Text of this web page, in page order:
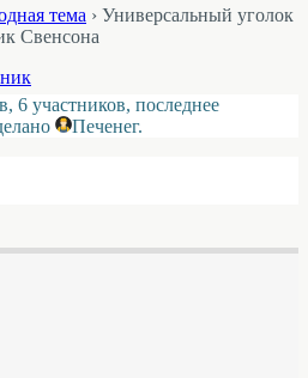
тема › Универсальный уголок
Свенсона
6 участников, последнее
Печенег.